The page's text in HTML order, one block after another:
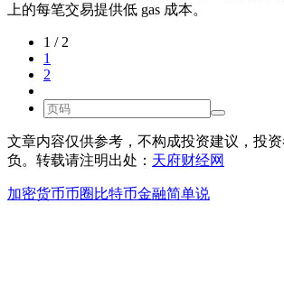
上的每笔交易提供低 gas 成本。
1 / 2
1
2
文章内容仅供参考，不构成投资建议，投
负。转载请注明出处： 天府财经网
加密货币币圈 比特币金融简单说